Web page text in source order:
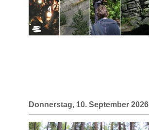
Donnerstag, 10. September 2026